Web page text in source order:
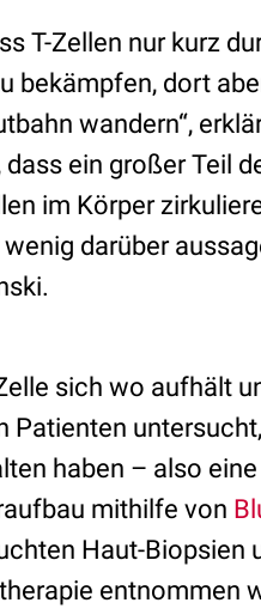
T-Zellen nur kurz
bekämpfen, dort
wandern“,
ein großer Teil
im Körper
darüber
sich wo aufhält
Patienten
haben – also
mithilfe von
Haut-Biopsien
entnommen